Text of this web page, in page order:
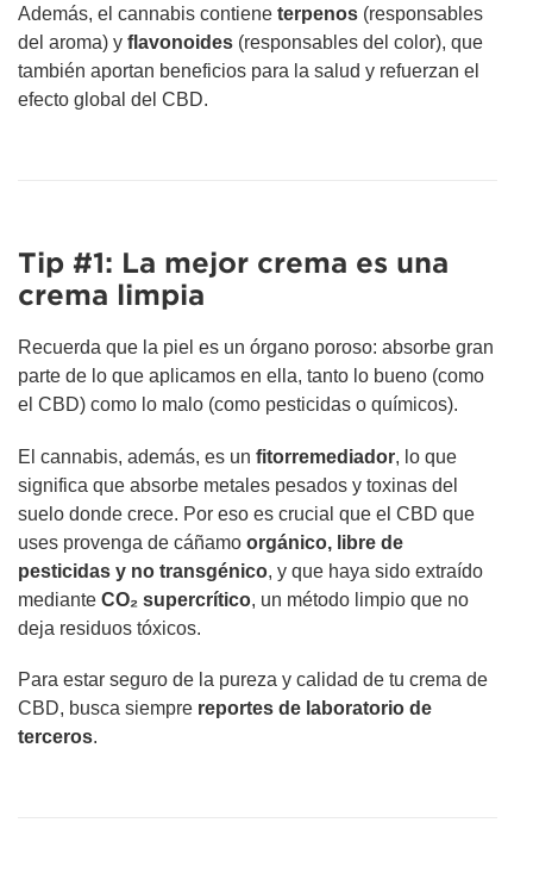
Además, el cannabis contiene terpenos (responsables
del aroma) y flavonoides (responsables del color), que
también aportan beneficios para la salud y refuerzan el
efecto global del CBD.
Tip #1: La mejor crema es una
crema limpia
Recuerda que la piel es un órgano poroso: absorbe gran
parte de lo que aplicamos en ella, tanto lo bueno (como
el CBD) como lo malo (como pesticidas o químicos).
El cannabis, además, es un fitorremediador, lo que
significa que absorbe metales pesados y toxinas del
suelo donde crece. Por eso es crucial que el CBD que
uses provenga de cáñamo orgánico, libre de
pesticidas y no transgénico, y que haya sido extraído
mediante CO₂ supercrítico, un método limpio que no
deja residuos tóxicos.
Para estar seguro de la pureza y calidad de tu crema de
CBD, busca siempre reportes de laboratorio de
terceros.